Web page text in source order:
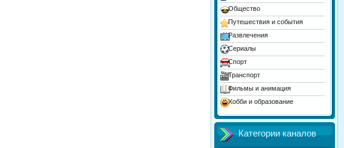
Общество
Путешествия и события
Развлечения
Сериалы
Спорт
Транспорт
Фильмы и анимация
Хобби и образование
Юмор
Категории каналов